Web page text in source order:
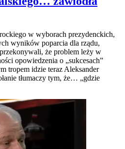
w wyborach prezydenckich,
wyników poparcia dla rządu,
że problem leży w
opowiedzenia o „sukcesach”
tropem idzie teraz Aleksander
tłumaczy tym, że… „gdzie